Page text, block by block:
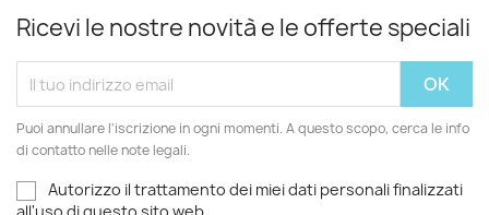
Ricevi le nostre novità e le offerte speciali
Puoi annullare l'iscrizione in ogni momenti. A questo scopo, cerca le info
di contatto nelle note legali.
Autorizzo il trattamento dei miei dati personali finalizzati